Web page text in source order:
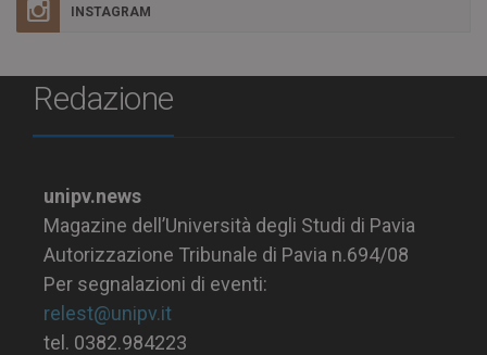
INSTAGRAM
Redazione
unipv.news
Magazine dell’Università degli Studi di Pavia
Autorizzazione Tribunale di Pavia n.694/08
Per segnalazioni di eventi:
relest@unipv.it
tel. 0382.984223